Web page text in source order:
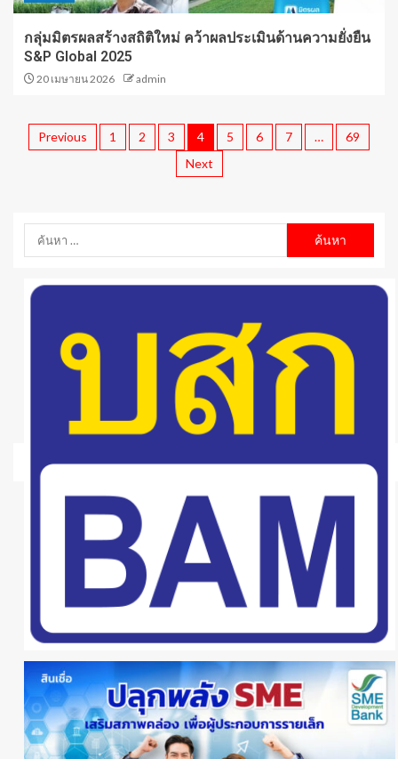
กลุ่มมิตรผลสร้างสถิติใหม่ คว้าผลประเมินด้านความยั่งยืน
S&P Global 2025
20 เมษายน 2026 admin
Previous 1 2 3 4 5 6 7 …
69
Next